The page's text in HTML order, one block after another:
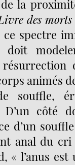
la
des morts
spectre
doit
animés
souffle,
côté
d’un
anal du cri
« l’anus